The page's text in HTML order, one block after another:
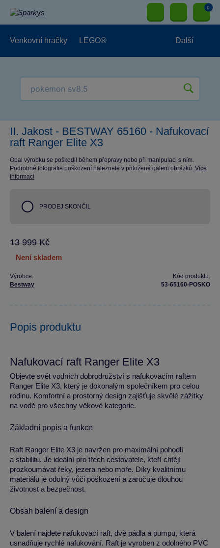
0
Venkovní hračky LEGO® Další
II. Jakost - BESTWAY 65160 - Nafukovací
raft Ranger Elite X3
Obal výrobku se poškodil během přepravy nebo při manipulaci s ním.
Podrobné fotografie poškození naleznete v přiložené galerii obrázků. Více
informací
PRODEJ SKONČIL
13 999 Kč
není skladem
Výrobce:
Bestway
Kód produktu:
53-65160-POSKO
Popis produktu
Nafukovací raft Ranger Elite X3
Objevte svět vodních dobrodružství s nafukovacím raftem
Ranger Elite X3, který je dokonalým společníkem pro celou
rodinu. Komfortní a prostorný design zajišťuje skvělé zážitky
na vodě pro všechny věkové kategorie.
Základní popis a funkce
Raft Ranger Elite X3 je navržen pro maximální pohodlí
a stabilitu. Je ideální pro třech cestovatele, kteří chtějí
prozkoumávat řeky, jezera nebo moře. Díky kvalitnímu
materiálu je odolný vůči poškození a zaručuje dlouhou
životnost a bezpečnost.
Obsah balení a design
V balení najdete nafukovací raft, dvě pádla a pumpu, která
usnadňuje rychlé nafukování. Raft je vyroben z odolného PVC